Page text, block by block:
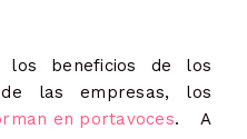
los beneficios de los
las empresas, los
en portavoces. A